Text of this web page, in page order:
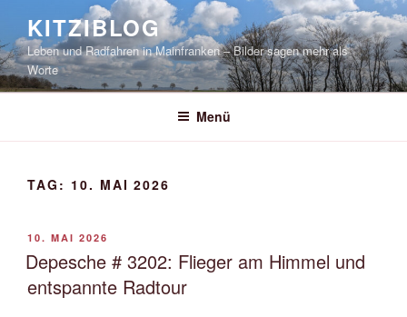
springen
KITZIBLOG
Leben und Radfahren in Mainfranken – Bilder sagen mehr als
Worte
Menü
TAG: 10. MAI 2026
VERÖFFENTLICHT
AM
10. MAI 2026
Depesche # 3202: Flieger am Himmel und
entspannte Radtour